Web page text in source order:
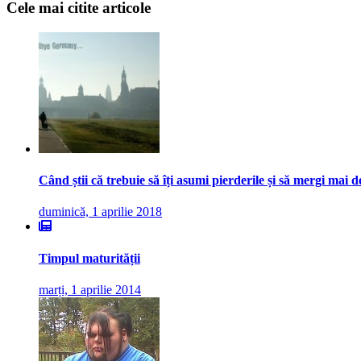
Cele mai citite articole
Când știi că trebuie să îți asumi pierderile și să mergi mai
duminică, 1 aprilie 2018
Timpul maturității
marți, 1 aprilie 2014